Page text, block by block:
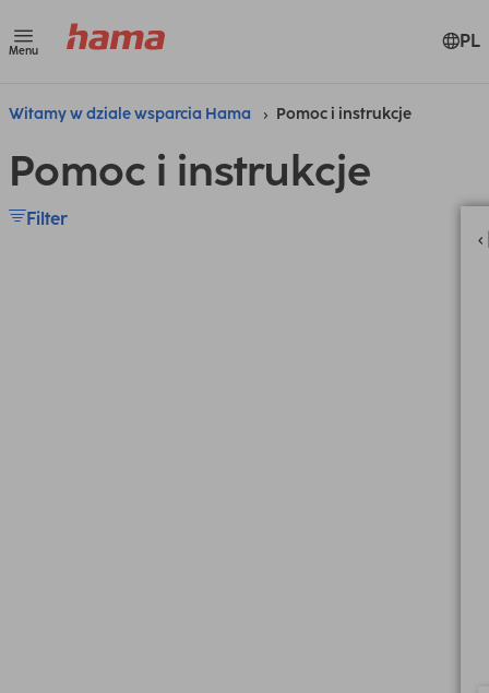
Menu PL
Witamy w dziale wsparcia Hama Pomoc i instrukcje
Pomoc i instrukcje
Filter